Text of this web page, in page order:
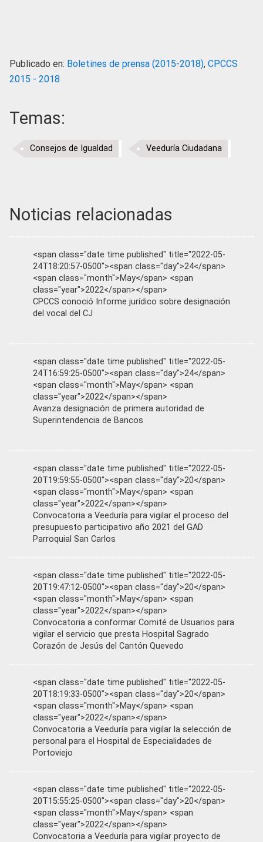
Publicado en: Boletines de prensa (2015-2018), CPCCS
2015 - 2018
Temas:
Consejos de Igualdad Veeduría Ciudadana
Noticias relacionadas
<span class="date time published" title="2022-05-
24T18:20:57-0500"><span class="day">24</span>
<span class="month">May</span> <span
class="year">2022</span></span>
CPCCS conoció Informe jurídico sobre designación
del vocal del CJ
<span class="date time published" title="2022-05-
24T16:59:25-0500"><span class="day">24</span>
<span class="month">May</span> <span
class="year">2022</span></span>
Avanza designación de primera autoridad de
Superintendencia de Bancos
<span class="date time published" title="2022-05-
20T19:59:55-0500"><span class="day">20</span>
<span class="month">May</span> <span
class="year">2022</span></span>
Convocatoria a Veeduría para vigilar el proceso del
presupuesto participativo año 2021 del GAD
Parroquial San Carlos
<span class="date time published" title="2022-05-
20T19:47:12-0500"><span class="day">20</span>
<span class="month">May</span> <span
class="year">2022</span></span>
Convocatoria a conformar Comité de Usuarios para
vigilar el servicio que presta Hospital Sagrado
Corazón de Jesús del Cantón Quevedo
<span class="date time published" title="2022-05-
20T18:19:33-0500"><span class="day">20</span>
<span class="month">May</span> <span
class="year">2022</span></span>
Convocatoria a Veeduría para vigilar la selección de
personal para el Hospital de Especialidades de
Portoviejo
<span class="date time published" title="2022-05-
20T15:55:25-0500"><span class="day">20</span>
<span class="month">May</span> <span
class="year">2022</span></span>
Convocatoria a Veeduría para vigilar proyecto de